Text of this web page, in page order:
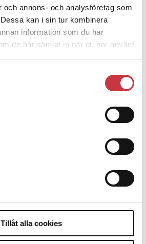
och annons- och analysföretag som
kan i sin tur kombinera
information som du har
de har samlat in när du har använt
Tillåt alla cookies
ska locka unga
till tre. En förhoppning är att arbete i
höjs med 2 300
i sjön –
på